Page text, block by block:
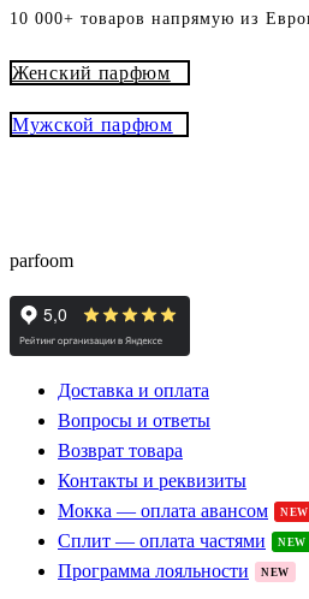
10 000+ товаров напрямую из
Женский парфюм
Мужской парфюм
parfoom
Доставка и оплата
Вопросы и ответы
Возврат товара
Контакты и реквизиты
Мокка — оплата авансом
NEW
Сплит — оплата частями NEW
Программа лояльности NEW